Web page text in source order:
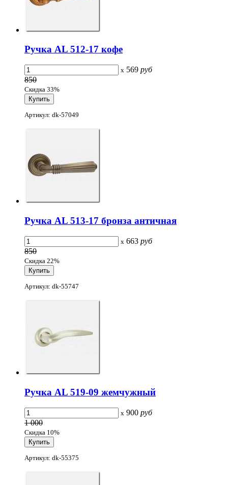
Ручка AL 512-17 кофе
x 569 руб
850
Скидка 33%
Артикул: dk-57049
Ручка AL 513-17 бронза античная
x 663 руб
850
Скидка 22%
Артикул: dk-55747
Ручка AL 519-09 жемчужный
x 900 руб
1 000
Скидка 10%
Артикул: dk-55375